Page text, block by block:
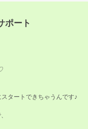
ポート
タートできちゃうんです♪